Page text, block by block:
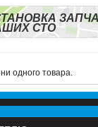
СТО
одного товара.